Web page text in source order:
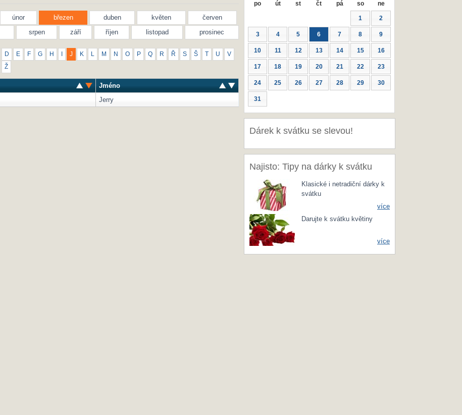
únor březen duben květen
červen
srpen září říjen listopad prosinec
D E F G H J K M N O P Q R Ř S Š T U V
Ž
Jméno
Jerry
po út st čt pá so ne
1 2
3 4 5 6 7 8 9
10 11 12 13 14 15 16
17 18 19 20 21 22 23
24 25 26 27 28 29 30
31
Dárek k svátku se slevou!
Najisto: Tipy na dárky k svátku
Klasické i netradiční dárky k
svátku
více
Darujte k svátku květiny
více